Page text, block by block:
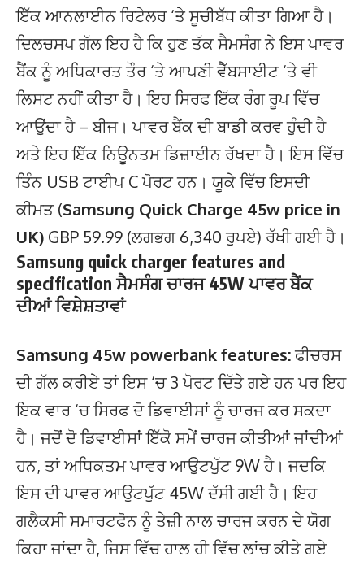
ਇੱਕ ਆਨਲਾਈਨ ਰਿਟੇਲਰ ‘ਤੇ ਸੂਚੀਬੱਧ ਕੀਤਾ ਗਿਆ ਹੈ।
ਦਿਲਚਸਪ ਗੱਲ ਇਹ ਹੈ ਕਿ ਹੁਣ ਤੱਕ ਸੈਮਸੰਗ ਨੇ ਇਸ ਪਾਵਰ
ਬੈਂਕ ਨੂੰ ਅਧਿਕਾਰਤ ਤੌਰ ‘ਤੇ ਆਪਣੀ ਵੈੱਬਸਾਈਟ ‘ਤੇ ਵੀ
ਲਿਸਟ ਨਹੀਂ ਕੀਤਾ ਹੈ। ਇਹ ਸਿਰਫ ਇੱਕ ਰੰਗ ਰੂਪ ਵਿੱਚ
ਆਉਂਦਾ ਹੈ – ਬੀਜ। ਪਾਵਰ ਬੈਂਕ ਦੀ ਬਾਡੀ ਕਰਵ ਹੁੰਦੀ ਹੈ
ਅਤੇ ਇਹ ਇੱਕ ਨਿਊਨਤਮ ਡਿਜ਼ਾਈਨ ਰੱਖਦਾ ਹੈ। ਇਸ ਵਿੱਚ
ਤਿੰਨ USB ਟਾਈਪ C ਪੋਰਟ ਹਨ। ਯੂਕੇ ਵਿੱਚ ਇਸਦੀ
ਕੀਮਤ (Samsung Quick Charge 45w price in
UK) GBP 59.99 (ਲਗਭਗ 6,340 ਰੁਪਏ) ਰੱਖੀ ਗਈ ਹੈ।
Samsung quick charger features and
specification ਸੈਮਸੰਗ ਚਾਰਜ 45W ਪਾਵਰ ਬੈਂਕ
ਦੀਆਂ ਵਿਸ਼ੇਸ਼ਤਾਵਾਂ
Samsung 45w powerbank features:ਫੀਚਰਸ
ਦੀ ਗੱਲ ਕਰੀਏ ਤਾਂ ਇਸ ‘ਚ 3 ਪੋਰਟ ਦਿੱਤੇ ਗਏ ਹਨ ਪਰ ਇਹ
ਇਕ ਵਾਰ ‘ਚ ਸਿਰਫ ਦੋ ਡਿਵਾਈਸਾਂ ਨੂੰ ਚਾਰਜ ਕਰ ਸਕਦਾ
ਹੈ। ਜਦੋਂ ਦੋ ਡਿਵਾਈਸਾਂ ਇੱਕੋ ਸਮੇਂ ਚਾਰਜ ਕੀਤੀਆਂ ਜਾਂਦੀਆਂ
ਹਨ, ਤਾਂ ਅਧਿਕਤਮ ਪਾਵਰ ਆਉਟਪੁੱਟ 9W ਹੈ। ਜਦਕਿ
ਇਸ ਦੀ ਪਾਵਰ ਆਉਟਪੁੱਟ 45W ਦੱਸੀ ਗਈ ਹੈ। ਇਹ
ਗਲੈਕਸੀ ਸਮਾਰਟਫੋਨ ਨੂੰ ਤੇਜ਼ੀ ਨਾਲ ਚਾਰਜ ਕਰਨ ਦੇ ਯੋਗ
ਕਿਹਾ ਜਾਂਦਾ ਹੈ, ਜਿਸ ਵਿੱਚ ਹਾਲ ਹੀ ਵਿੱਚ ਲਾਂਚ ਕੀਤੇ ਗਏ